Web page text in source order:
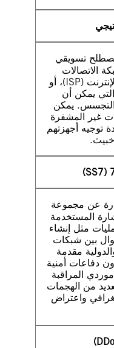
تسويقي
الاتصالات
المنتشرة لدى مزود خدمة الإنترنت (ISP)، أو
يمكن أن
يمكن
غير المشفرة
توجيه أجهزتهم
عن مجموعة
المستخدمة
مثل إنشاء
بين شبكات
مقدمة
دفاعات أمنية
المراقبة
من الهجمات
واعتراض